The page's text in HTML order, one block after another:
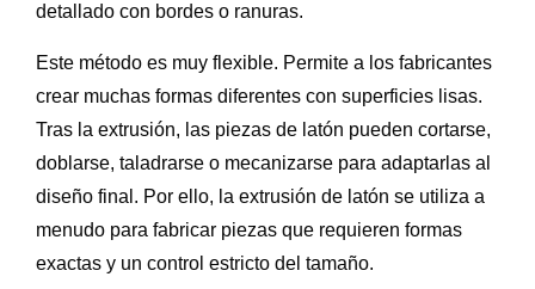
detallado con bordes o ranuras.
Este método es muy flexible. Permite a los fabricantes
crear muchas formas diferentes con superficies lisas.
Tras la extrusión, las piezas de latón pueden cortarse,
doblarse, taladrarse o mecanizarse para adaptarlas al
diseño final. Por ello, la extrusión de latón se utiliza a
menudo para fabricar piezas que requieren formas
exactas y un control estricto del tamaño.